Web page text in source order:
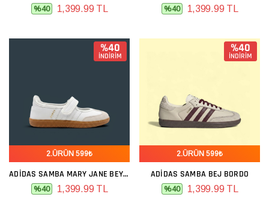
%40 1,399.99 TL %40 1,399.99 TL
%40
İNDİRİM
2.ÜRÜN 599₺
ADIDAS SAMBA MARY JANE BEYAZ
%40 1,399.99 TL
%40
İNDİRİM
2.ÜRÜN 599₺
ADIDAS SAMBA BEJ BORDO
%40 1,399.99 TL